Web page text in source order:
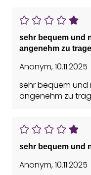
sehr bequem und
angenehm zu
Anonym,10.11.2025
sehr bequem
angenehm zu
sehr bequem und
Anonym,10.11.2025